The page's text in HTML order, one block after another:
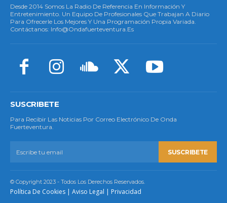
Desde 2014 Somos La Radio De Referencia En Información Y
Entretenimiento. Un Equipo De Profesionales Que Trabajan A Diario
Para Ofrecerle Los Mejores Y Una Programación Propia Variada.
Contáctanos: Info@ondafuerteventura.es
SUSCRIBETE
Para Recibir Las Noticias Por Correo Electrónico De Onda
Fuerteventura.
SUSCRIBETE
© Copyright 2023 - Todos Los Derechos Reservados.
Política De Cookies | Aviso Legal | Privacidad